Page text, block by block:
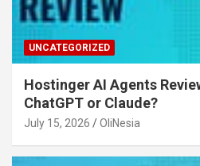
UNCATEGORIZED
Hostinger AI Agents
ChatGPT or Claude?
July 15, 2026 OliNesia